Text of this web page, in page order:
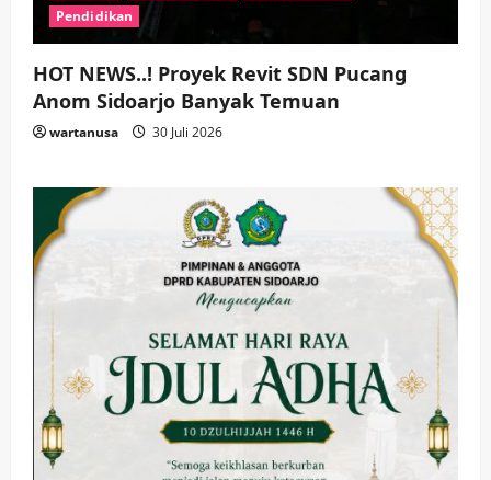
Pendidikan
HOT NEWS..! Proyek Revit SDN Pucang
Anom Sidoarjo Banyak Temuan
wartanusa 30 Juli 2026